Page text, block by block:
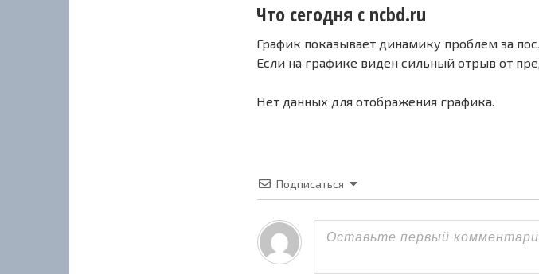
Что сегодня с ncbd.ru
График показывает динамику проблем за
Если на графике виден сильный отрыв от
Нет данных для отображения графика.
Подписаться